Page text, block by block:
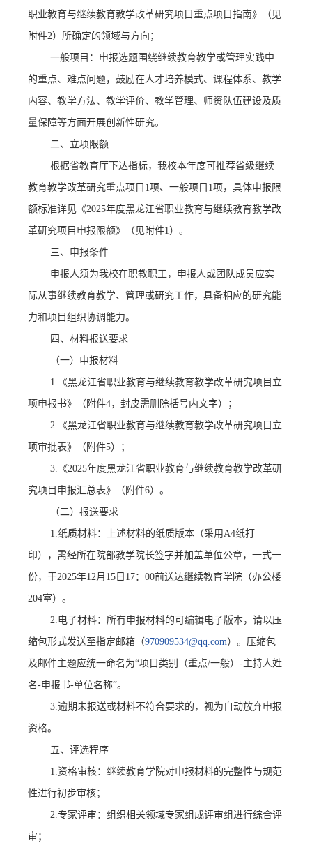
职业教育与继续教育教学改革研究项目重点项目指南》（见
附件2）所确定的领域与方向；
一般项目： 申报选题围绕继续教育教学或管理实践中
的重点、难点问题，鼓励在人才培养模式、课程体系、教学
内容、教学方法、教学评价、教学管理、师资队伍建设及质
量保障等方面开展创新性研究。
二、立项限额
根据省教育厅下达指标，我校本年度可推荐省级继续
教育教学改革研究重点项目 1项、一般项目1项，具体申报限
额标准详见《2025年度黑龙江省职业教育与继续教育教学改
革研究项目申报限额》（见附件1）。
三、申报条件
申报人须为我校在职教职工，申报人或团队成员应实
际从事继续教育教学、管理或研究工作，具备相应的研究能
力和项目组织协调能力。
四、材料报送要求
（一）申报材料
1.《黑龙江省职业教育与继续教育教学改革研究项目立
项申报书》（附件4，封皮需删除括号内文字）；
2.《黑龙江省职业教育与继续教育教学改革研究项目立
项审批表》（附件5）；
3.《2025年度黑龙江省职业教育与继续教育教学改革研
究项目申报汇总表》（附件6）。
（二）报送要求
1.纸质材料：上述材料的纸质版本（采用A4纸打
印），需经所在院部教学院长签字并加盖单位公章，一式一
份，于2025年12月15日17：00前送达继续教育学院（办公楼
204室）。
2.电子材料：所有申报材料的可编辑电子版本，请以压
缩包形式发送至指定邮箱（970909534@qq.com）。压缩包
及邮件主题应统一命名为“项目类别（重点/一般）-主持人姓
名-申报书-单位名称”。
3.逾期未报送或材料不符合要求的，视为自动放弃申报
资格。
五、评选程序
1.资格审核：继续教育学院对申报材料的完整性与规范
性进行初步审核；
2.专家评审：组织相关领域专家组成评审组进行综合评
审；